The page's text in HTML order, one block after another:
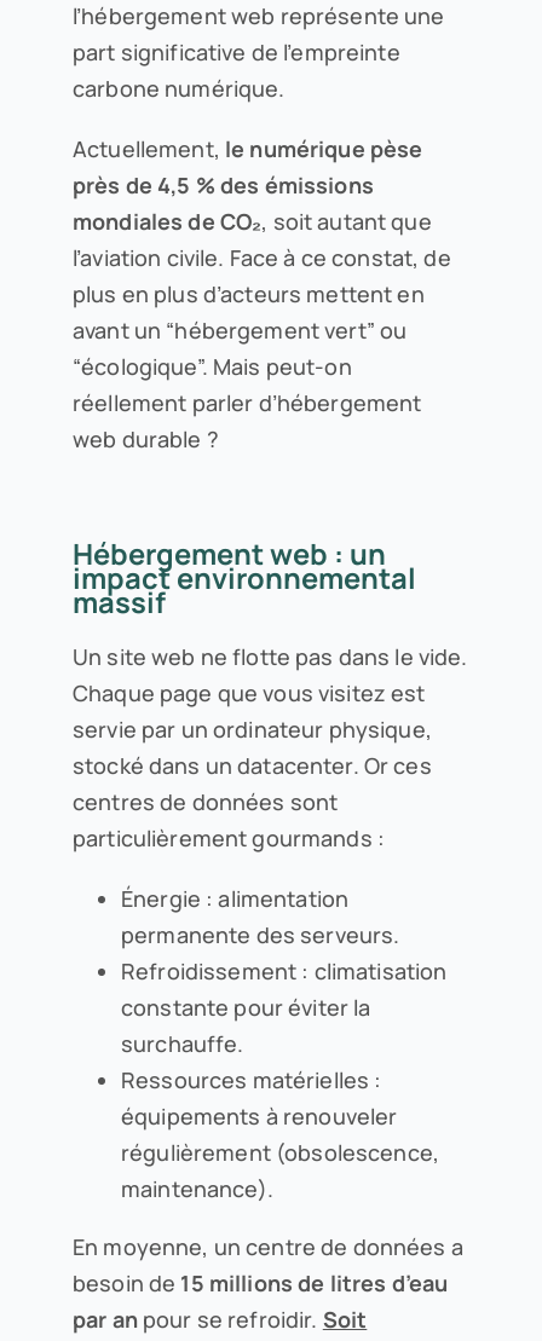
l’hébergement web représente une
part significative de l’empreinte
carbone numérique.
Actuellement, le numérique pèse
près de 4,5 % des émissions
mondiales de CO₂, soit autant que
l’aviation civile. Face à ce constat, de
plus en plus d’acteurs mettent en
avant un “hébergement vert” ou
“écologique”. Mais peut-on
réellement parler d’hébergement
web durable ?
Hébergement web : un
impact environnemental
massif
Un site web ne flotte pas dans le vide.
Chaque page que vous visitez est
servie par un ordinateur physique,
stocké dans un datacenter. Or ces
centres de données sont
particulièrement gourmands :
Énergie : alimentation
permanente des serveurs.
Refroidissement : climatisation
constante pour éviter la
surchauffe.
Ressources matérielles :
équipements à renouveler
régulièrement (obsolescence,
maintenance).
En moyenne, un centre de données a
besoin de 15 millions de litres d’eau
par an pour se refroidir. Soit